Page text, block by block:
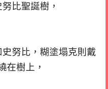
比聖誕樹，
努比，糊塗塌克則戴
在樹上，